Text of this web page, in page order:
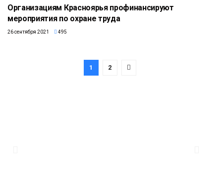
Организациям Красноярья профинансируют
мероприятия по охране труда
26 сентября 2021 495
1 2